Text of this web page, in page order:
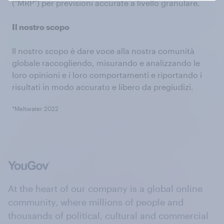
("MRP") per previsioni accurate a livello granulare.
Il nostro scopo
Il nostro scopo è dare voce alla nostra comunità
globale raccogliendo, misurando e analizzando le
loro opinioni e i loro comportamenti e riportando i
risultati in modo accurato e libero da pregiudizi.
*Meltwater 2022
At the heart of our company is a global online
community, where millions of people and
thousands of political, cultural and commercial